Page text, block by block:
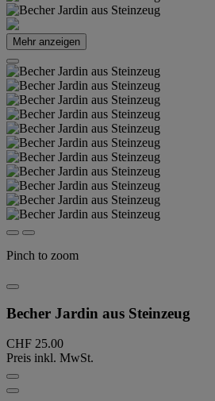
Mehr anzeigen
Pinch to zoom
Becher Jardin aus Steinzeug
CHF 25.00
Preis inkl. MwSt.